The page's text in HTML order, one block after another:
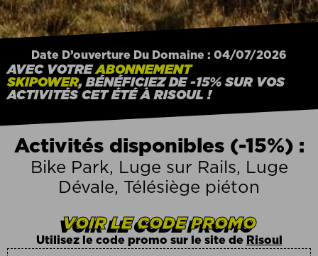
Date D’ouverture Du Domaine : 04/07/2026
AVEC VOTREABONNEMENT
SKIPOWER,BÉNÉFICIEZ DE -15% SUR VOS
ACTIVITÉS CET ÉTÉ À RISOUL !
Activités disponibles (-15%) :
Bike Park, Luge sur Rails, Luge
Dévale, Télésiège piéton
VOIR LE CODE PROMO
Utilisez le code promo sur le site de Risoul